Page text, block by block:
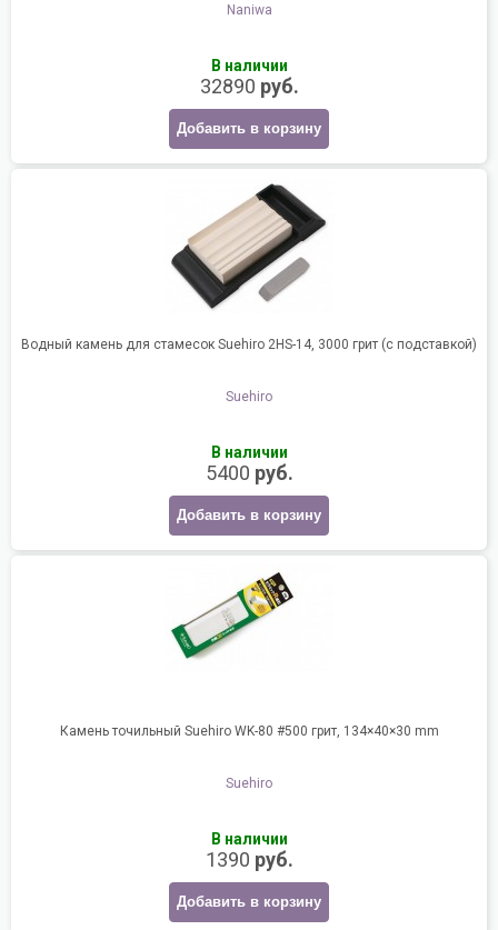
Naniwa
В наличии
32890 руб.
Добавить в корзину
Водный камень для стамесок Suehiro 2HS-14, 3000 грит (с подставкой)
Suehiro
В наличии
5400 руб.
Добавить в корзину
Камень точильный Suehiro WK-80 #500 грит, 134×40×30 mm
Suehiro
В наличии
1390 руб.
Добавить в корзину